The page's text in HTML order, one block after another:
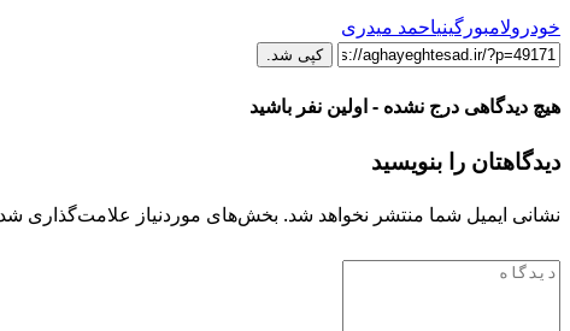
خودرولامبورگینیاحمد میدری
کپی شد.
هیچ دیدگاهی درج نشده - اولین نفر باشید
دیدگاهتان را بنویسید
نشانی ایمیل شما منتشر نخواهد شد. بخش‌های موردنیاز علامت‌گذاری